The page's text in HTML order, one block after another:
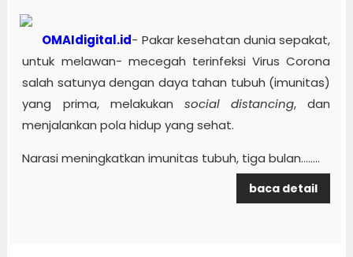
OMAIdigital.id- Pakar kesehatan dunia sepakat,
untuk melawan- mecegah terinfeksi Virus Corona
salah satunya dengan daya tahan tubuh (imunitas)
yang prima, melakukansocial distancing, dan
menjalankan pola hidup yang sehat.
Narasi meningkatkan imunitas tubuh, tiga bulan........
baca detail